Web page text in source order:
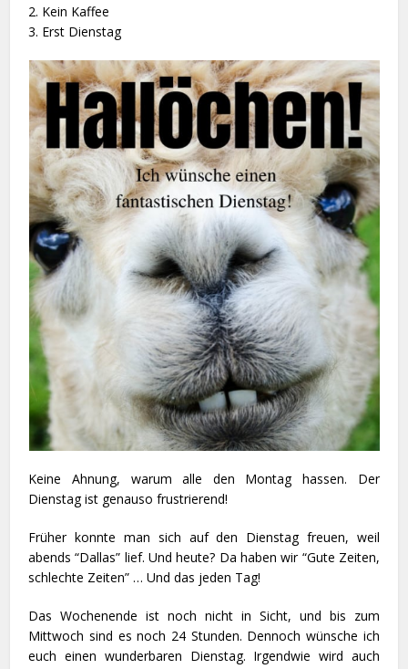
2. Kein Kaffee
3. Erst Dienstag
Keine Ahnung, warum alle den Montag hassen. Der
Dienstag ist genauso frustrierend!
Früher konnte man sich auf den Dienstag freuen, weil
abends “Dallas” lief. Und heute? Da haben wir “Gute Zeiten,
schlechte Zeiten” … Und das jeden Tag!
Das Wochenende ist noch nicht in Sicht, und bis zum
Mittwoch sind es noch 24 Stunden. Dennoch wünsche ich
euch einen wunderbaren Dienstag. Irgendwie wird auch